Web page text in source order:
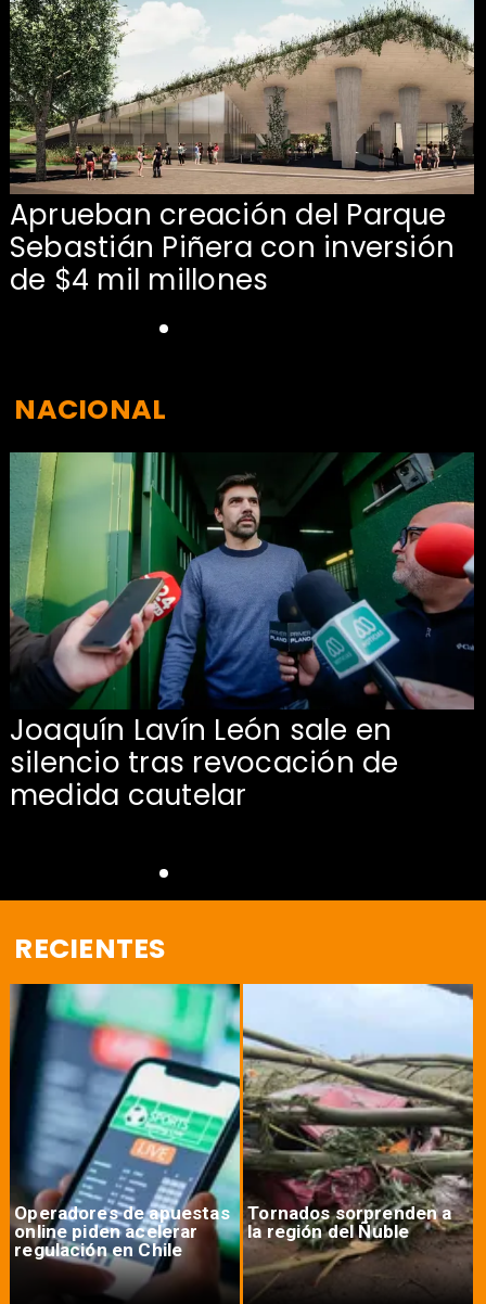
Aprueban creación del Parque
Sebastián Piñera con inversión
de $4 mil millones
Joaquín Lavín León sale en
silencio tras revocación de
medida cautelar
NACIONAL
RECIENTES
Operadores de apuestas
online piden acelerar
regulación en Chile
Tornados sorprenden a
la región del Ñuble